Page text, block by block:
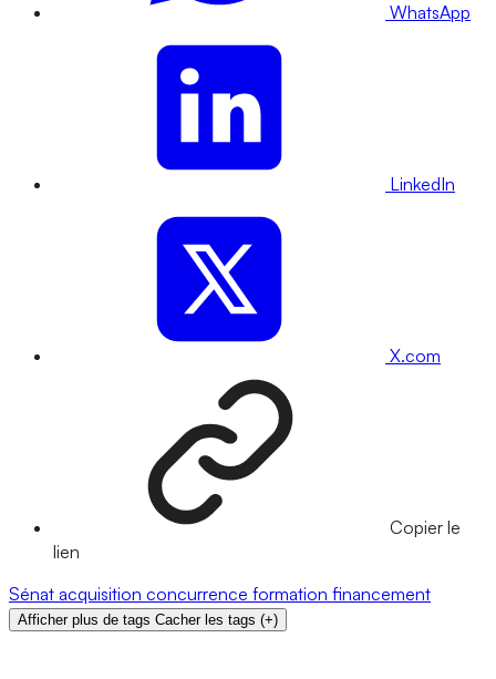
WhatsApp
LinkedIn
X.com
Copier le
lien
Sénat acquisition concurrence formation financement
Afficher plus de tags Cacher les tags (+)